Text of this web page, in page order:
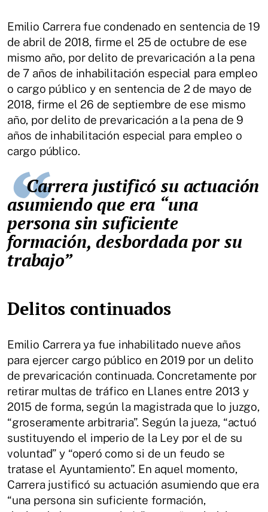
Emilio Carrera fue condenado en sentencia de 19
de abril de 2018, firme el 25 de octubre de ese
mismo año, por delito de prevaricación a la pena
de 7 años de inhabilitación especial para empleo
o cargo público y en sentencia de 2 de mayo de
2018, firme el 26 de septiembre de ese mismo
año, por delito de prevaricación a la pena de 9
años de inhabilitación especial para empleo o
cargo público.
Carrera justificó su actuación
asumiendo que era “una
persona sin suficiente
formación, desbordada por su
trabajo”
Delitos continuados
Emilio Carrera ya fue inhabilitado nueve años
para ejercer cargo público en 2019 por un delito
de prevaricación continuada. Concretamente por
retirar multas de tráfico en Llanes entre 2013 y
2015 de forma, según la magistrada que lo juzgo,
“groseramente arbitraria”. Según la jueza, “actuó
sustituyendo el imperio de la Ley por el de su
voluntad” y “operó como si de un feudo se
tratase el Ayuntamiento”. En aquel momento,
Carrera justificó su actuación asumiendo que era
“una persona sin suficiente formación,